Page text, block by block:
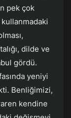
pek çok
dilde ve
gördü.
yeniyi
Benliğimizi,
kendine